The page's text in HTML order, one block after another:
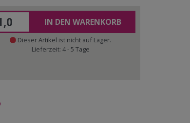
IN DEN WARENKORB
Dieser Artikel ist nicht auf Lager.
Lieferzeit: 4 - 5 Tage